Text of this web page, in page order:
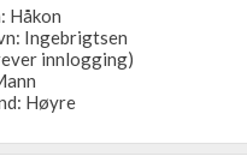
Håkon
Ingebrigtsen
innlogging)
Høyre